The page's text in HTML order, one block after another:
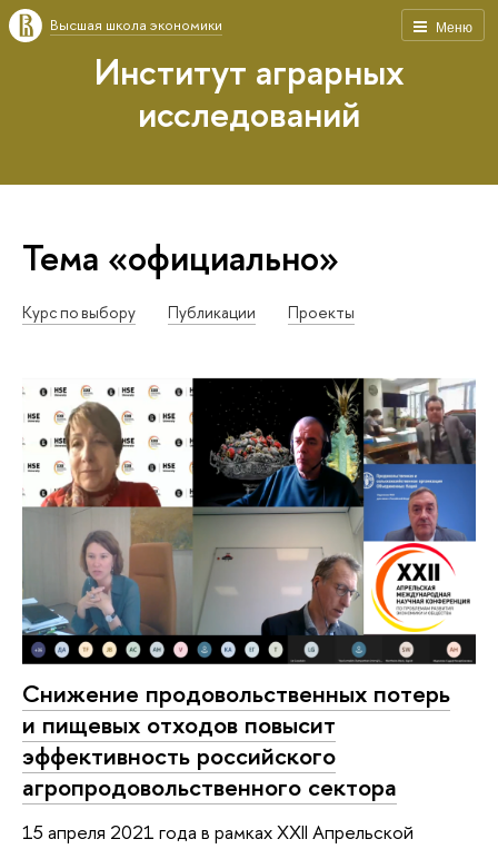
Меню
Высшая школа экономики
Институт аграрных
исследований
Тема «официально»
Курс по выбору Публикации Проекты
Снижение продовольственных потерь
и пищевых отходов повысит
эффективность российского
агропродовольственного сектора
15 апреля 2021 года в рамках XXII Апрельской